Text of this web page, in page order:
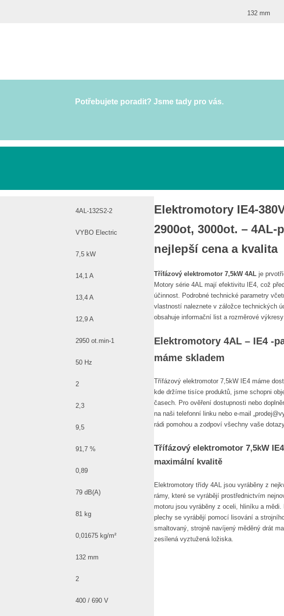
132 mm
Potřebujete poradit? Jsme tady pro vás.
4AL-132S2-2
VYBO Electric
7,5 kW
14,1 A
13,4 A
12,9 A
2950 ot.min-1
50 Hz
2
2,3
9,5
91,7 %
0,89
79 dB(A)
81 kg
0,01675 kg/m²
132 mm
2
400 / 690 V
Elektromotory IE4-
2900ot, 3000ot. –
nejlepší cena a kvalita
Třífázový elektromotor 7,5kW 4ALje
Motory série 4AL mají efektivitu IE4, což
účinnost. Podrobné technické parametry
vlastností naleznete v záložce technických
obsahuje informační list a rozměrové
Elektromotory 4AL – IE4 -
máme skladem
Třífázový elektromotor 7,5kW IE4 máme
kde držíme tisíce produktů, jsme schopni
časech. Pro ověření dostupnosti nebo
na naši telefonní linku nebo e-mail
rádi pomohou a zodpoví všechny vaše
Třífázový elektromotor 7,5kW
maximální kvalitě
Elektromotory třídy 4AL jsou vyráběny z
rámy, které se vyrábějí prostřednictvím
motoru jsou vyráběny z oceli, hliníku a
plechy se vyrábějí pomocí lisování a
smaltovaný, strojně navíjený měděný drát
zesílená vyztužená ložiska.